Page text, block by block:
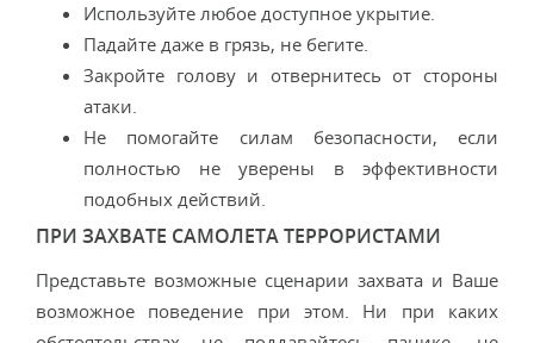
Используйте любое доступное укрытие.
Падайте даже в грязь, не бегите.
Закройте голову и отвернитесь от стороны
атаки.
Не помогайте силам безопасности, если
полностью не уверены в эффективности
подобных действий.
ПРИ ЗАХВАТЕ САМОЛЕТА ТЕРРОРИСТАМИ
Представьте возможные сценарии захвата и Ваше
возможное поведение при этом. Ни при каких